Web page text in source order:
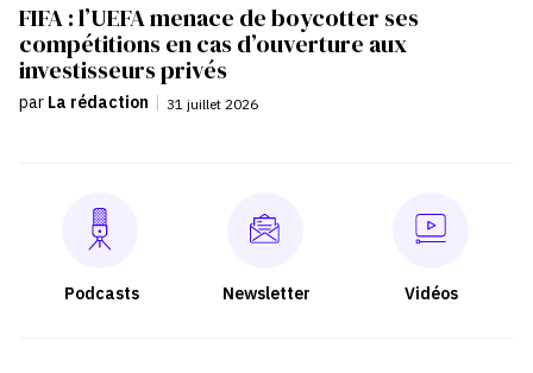
FIFA : l’UEFA menace de boycotter ses
compétitions en cas d’ouverture aux
investisseurs privés
par La rédaction | 31 juillet 2026
Podcasts Newsletter Vidéos